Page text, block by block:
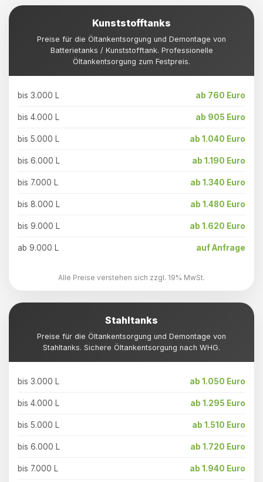
Kunststofftanks
Preise für die Öltankentsorgung und Demontage von
Batterietanks / Kunststofftank. Professionelle
Öltankentsorgung zum Festpreis.
bis 3.000 L ab 760 Euro
bis 4.000 L ab 905 Euro
bis 5.000 L ab 1.040 Euro
bis 6.000 L ab 1.190 Euro
bis 7.000 L ab 1.340 Euro
bis 8.000 L ab 1.480 Euro
bis 9.000 L ab 1.620 Euro
ab 9.000 L auf Anfrage
Alle Preise verstehen sich zzgl. 19% MwSt.
Stahltanks
Preise für die Öltankentsorgung und Demontage von
Stahltanks. Sichere Öltankentsorgung nach WHG.
bis 3.000 L ab 1.050 Euro
bis 4.000 L ab 1.295 Euro
bis 5.000 L ab 1.510 Euro
bis 6.000 L ab 1.720 Euro
bis 7.000 L ab 1.940 Euro